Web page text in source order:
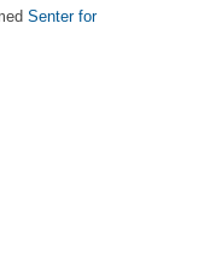
Senter for